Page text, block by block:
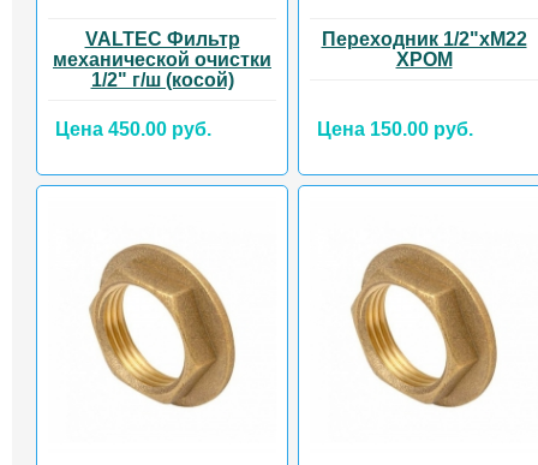
VALTEC Фильтр
механической очистки
1/2" г/ш (косой)
Цена 450.00 руб.
Переходник 1/2"хМ22
ХРОМ
Цена 150.00 руб.